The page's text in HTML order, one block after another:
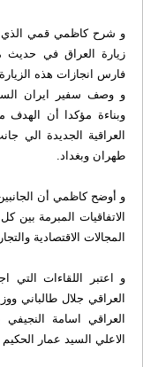
و شرح كاظمي قمي الذي
زيارة العراق في حديث
فارس انجازات هذه
و وصف سفير ايران
وبناءة مؤكدا أن الهدف
العراقية الجديدة الي
طهران وبغداد.
و أوضح كاظمي أن الجانبين
الاتفاقيات المبرمة بين
المجالات الاقتصادية
و اعتبر اللقاءات التي
العراقي جلال طالباني
العراقي اسامة
الاعلي السيد عمار الحكيم